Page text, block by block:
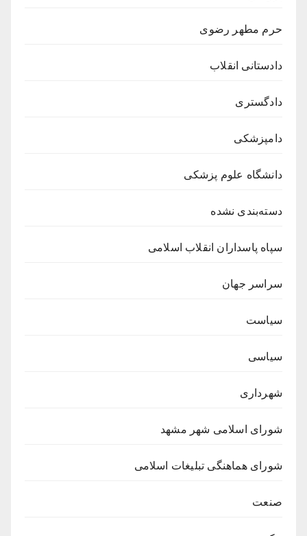
حرم مطهر رضوی
دادستانی انقلاب
دادگستری
دامپزشکی
دانشگاه علوم پزشکی
دسته‌بندی نشده
سپاه پاسداران انقلاب اسلامی
سراسر جهان
سیاست
سیاسی
شهرداری
شورای اسلامی شهر مشهد
شورای هماهنگی تبلیغات اسلامی
صنعت